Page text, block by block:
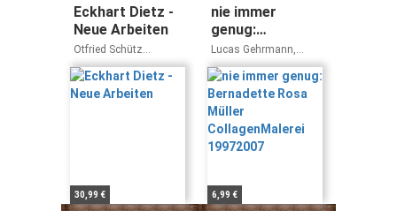
Eckhart Dietz -
Neue Arbeiten
Otfried Schütz
Clemens Ottnad
30,99 €
nie immer
genug:
Bernadette Rosa
Müller
CollagenMalerei
19972007
Lucas Gehrmann,
Christine Humpl, Toni
Oberhauser
6,99 €